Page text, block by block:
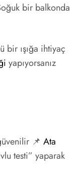
bir balkonda
bir ışığa ihtiyaç
yapıyorsanız
📌 Ata
testi” yaparak